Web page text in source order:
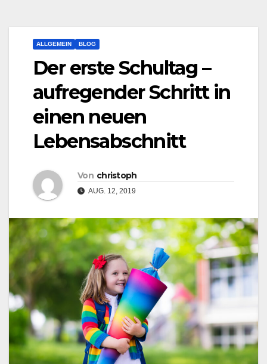
ALLGEMEIN BLOG
Der erste Schultag –
aufregender Schritt in
einen neuen
Lebensabschnitt
Von christoph
AUG. 12, 2019